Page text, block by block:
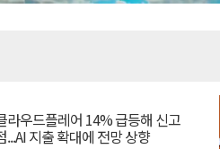
라우드플레어 14% 급등해 신고
...AI 지출 확대에 전망 상향